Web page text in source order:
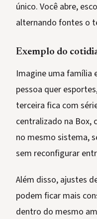
único. Você abre,
alternando fontes o
Exemplo do
Imagine uma família
pessoa quer
terceira fica com
centralizado na Box,
no mesmo sistema,
sem reconfigurar
Além disso, ajustes
podem ficar mais
dentro do mesmo